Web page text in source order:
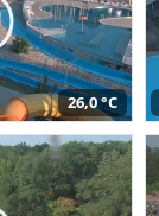
26,0 °C